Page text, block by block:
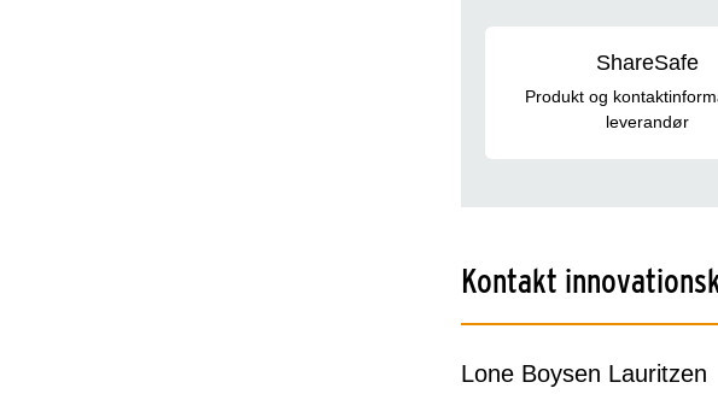
ShareSafe
Produkt og
leverandør
Kontakt
Lone Boysen Lauritzen